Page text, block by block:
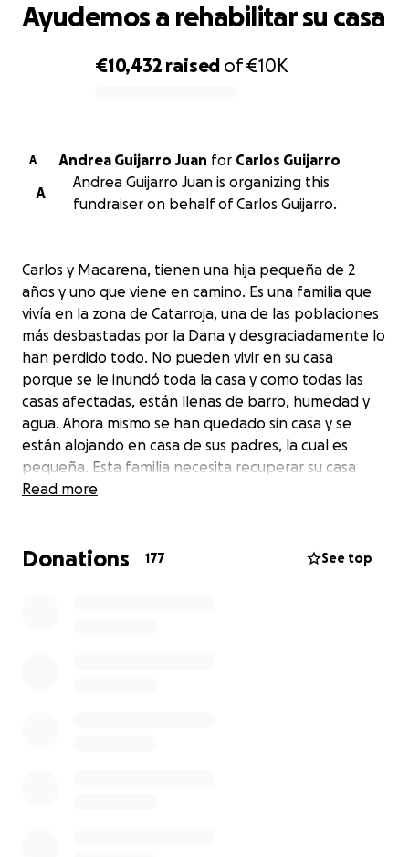
€10,432 raised of€10K
Ayudemos a rehabilitar su casa
A Andrea Guijarro Juan for Carlos Guijarro
A
Andrea Guijarro Juan is organizing this
fundraiser on behalf of Carlos Guijarro.
Carlos y Macarena, tienen una hija pequeña de 2
años y uno que viene en camino. Es una familia que
vivía en la zona de Catarroja, una de las poblaciones
más desbastadas por la Dana y desgraciadamente lo
han perdido todo. No pueden vivir en su casa
porque se le inundó toda la casa y como todas las
casas afectadas, están llenas de barro, humedad y
agua. Ahora mismo se han quedado sin casa y se
están alojando en casa de sus padres, la cual es
pequeña. Esta familia necesita recuperar su casa
cuanto antes para poder volver a la normalidad y
su hijo.
Read more
Donations 177 See top